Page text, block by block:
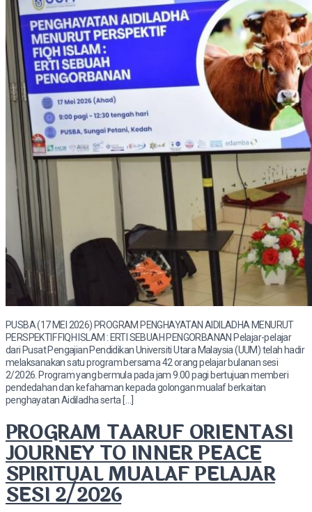
PUSBA (17 MEI 2026) PROGRAM PENGHAYATAN AIDILADHA MENURUT
PERSPEKTIF FIQH ISLAM : ERTI SEBUAH PENGORBANAN Pelajar-pelajar
dari Pusat Pengajian Pendidikan Universiti Utara Malaysia (UUM) telah hadir
melaksanakan satu program bersama 42 orang pelajar bulanan sesi
2/2026. Program yang bermula pada jam 9.00 pagi bertujuan memberi
pendedahan dan kefahaman kepada golongan mualaf berkaitan
penghayatan Aidiladha serta […]
PROGRAM TAARUF ORIENTASI
JOURNEY TO INNER PEACE
SPIRITUAL MUALAF PELAJAR
SESI 2/2026